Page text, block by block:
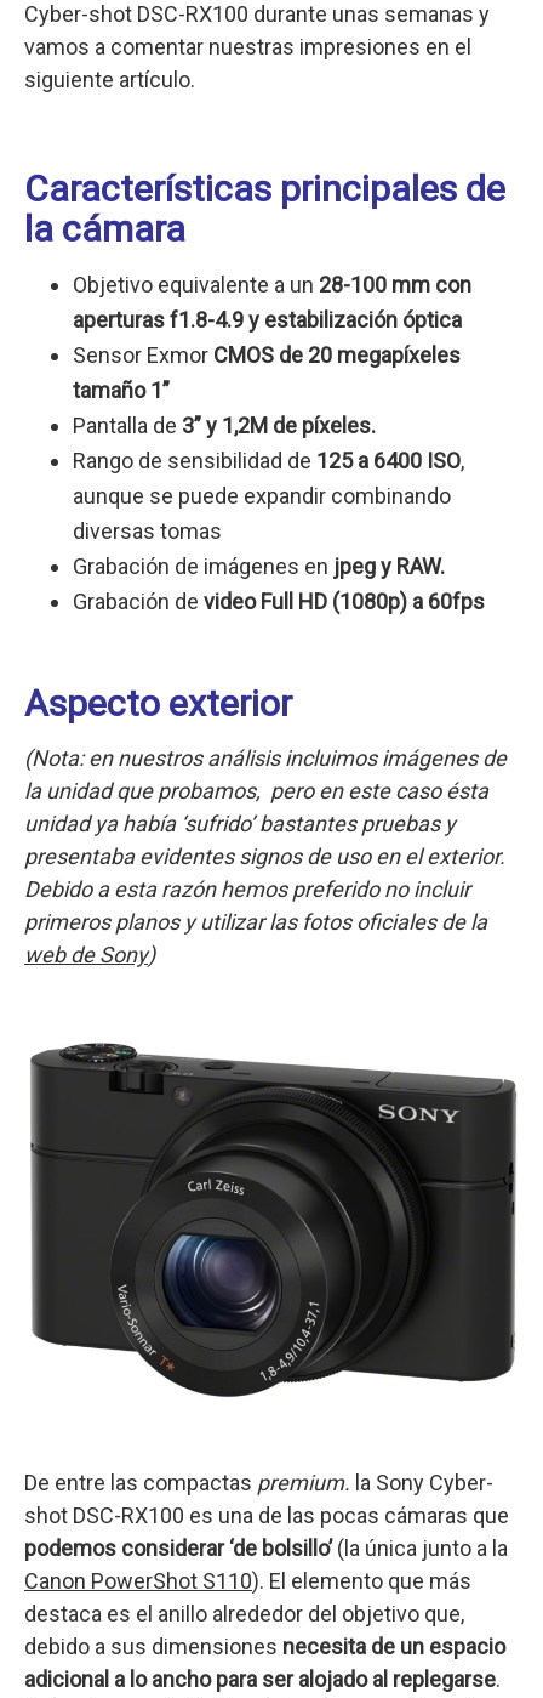
Cyber-shot DSC-RX100 durante unas semanas y
vamos a comentar nuestras impresiones en el
siguiente artículo.
Características principales de
la cámara
Objetivo equivalente a un 28-100 mm con
aperturas f1.8-4.9 y estabilización óptica
Sensor Exmor CMOS de 20 megapíxeles
tamaño 1”
Pantalla de 3” y 1,2M de píxeles.
Rango de sensibilidad de 125 a 6400 ISO,
aunque se puede expandir combinando
diversas tomas
Grabación de imágenes en jpeg y RAW.
Grabación de video Full HD (1080p) a 60fps
Aspecto exterior
(Nota: en nuestros análisis incluimos imágenes de
la unidad que probamos, pero en este caso ésta
unidad ya había ‘sufrido’ bastantes pruebas y
presentaba evidentes signos de uso en el exterior.
Debido a esta razón hemos preferido no incluir
primeros planos y utilizar las fotos oficiales de la
web de Sony)
De entre las compactas premium. la Sony Cyber-
shot DSC-RX100 es una de las pocas cámaras que
podemos considerar ‘de bolsillo’(la única junto a la
Canon PowerShot S110). El elemento que más
destaca es el anillo alrededor del objetivo que,
debido a sus dimensiones necesita de un espacio
adicional a lo ancho para ser alojado al replegarse.